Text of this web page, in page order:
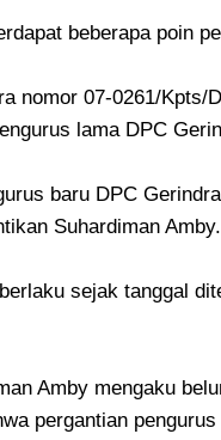
beberapa poin
nomor 07-0261/Kpts/
lama DPC
baru DPC
Suhardiman Amby.
sejak tanggal
Amby mengaku
pergantian